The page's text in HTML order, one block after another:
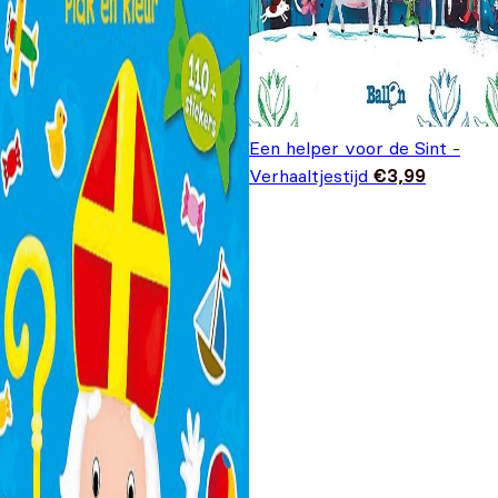
Een helper voor de Sint -
Verhaaltjestijd €3,99